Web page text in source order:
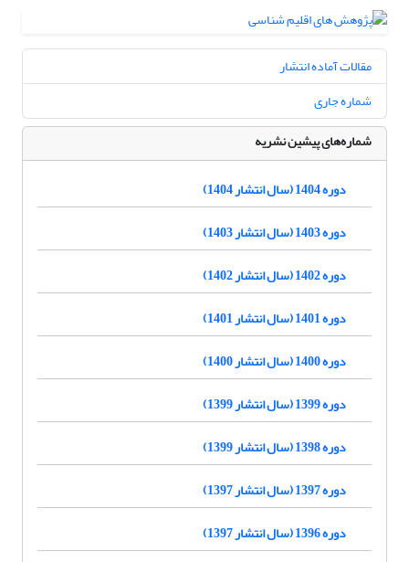
مقالات آماده انتشار
شماره جاری
شماره‌های پیشین نشریه
دوره 1404 (سال انتشار 1404)
دوره 1403 (سال انتشار 1403)
دوره 1402 (سال انتشار 1402)
دوره 1401 (سال انتشار 1401)
دوره 1400 (سال انتشار 1400)
دوره 1399 (سال انتشار 1399)
دوره 1398 (سال انتشار 1399)
دوره 1397 (سال انتشار 1397)
دوره 1396 (سال انتشار 1397)